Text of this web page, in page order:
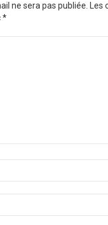
ne sera pas publiée. Les
*